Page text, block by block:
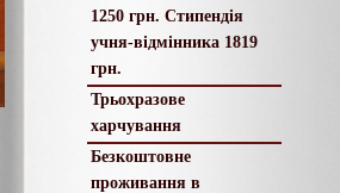
1250 грн. Стипендія
учня-відмінника 1819
грн.
Трьохразове
харчування
Безкоштовне
проживання в